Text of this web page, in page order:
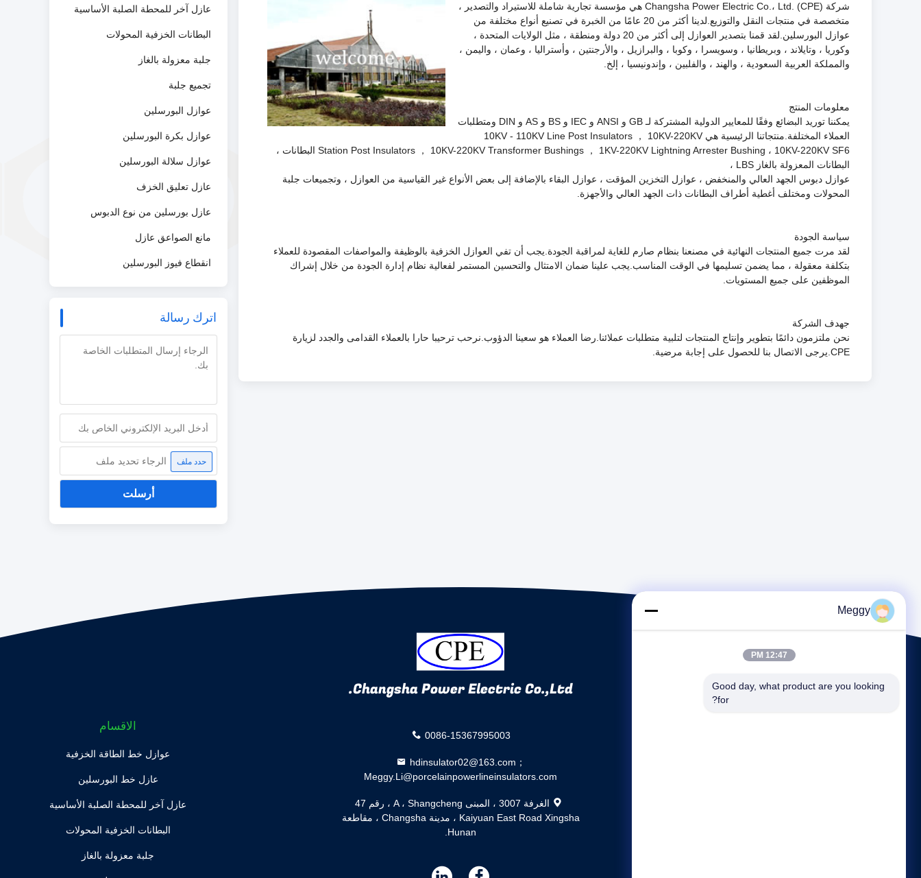
عازل آخر للمحطة الصلبة الأساسية
البطانات الخزفية المحولات
جلبة معزولة بالغاز
تجميع جلبة
عوازل البورسلين
عوازل بكرة البورسلين
عوازل سلالة البورسلين
عازل تعليق الخزف
عازل بورسلين من نوع الدبوس
مانع الصواعق عازل
انقطاع فيوز البورسلين
اترك رسالة
حدد ملف الرجاء تحديد ملف
أرسلت
شركة Changsha Power Electric Co.، Ltd. (CPE) هي مؤسسة تجارية شاملة للاستيراد والتصدير ،
متخصصة في منتجات النقل والتوزيع.لدينا أكثر من 20 عامًا من الخبرة في تصنيع أنواع مختلفة من
عوازل البورسلين.لقد قمنا بتصدير العوازل إلى أكثر من 20 دولة ومنطقة ، مثل الولايات المتحدة ،
وكوريا ، وتايلاند ، وبريطانيا ، وسويسرا ، وكوبا ، والبرازيل ، والأرجنتين ، وأستراليا ، وعمان ، واليمن ،
والمملكة العربية السعودية ، والهند ، والفلبين ، وإندونيسيا ، إلخ.
معلومات المنتج
يمكننا توريد البضائع وفقًا للمعايير الدولية المشتركة لـ GB و ANSI و IEC و BS و AS و DIN ومتطلبات
العملاء المختلفة.منتجاتنا الرئيسية هي 10KV - 110KV Line Post Insulators ， 10KV-220KV
Station Post Insulators ， 10KV-220KV Transformer Bushings ， 1KV-220KV Lightning Arrester Bushing ، 10KV-220KV SF6 البطانات ،
البطانات المعزولة بالغاز LBS ،
عوازل دبوس الجهد العالي والمنخفض ، عوازل التخزين المؤقت ، عوازل البقاء بالإضافة إلى بعض الأنواع غير القياسية من العوازل ، وتجميعات جلبة
المحولات ومختلف أغطية أطراف البطانات ذات الجهد العالي والأجهزة.
سياسة الجودة
لقد مرت جميع المنتجات النهائية في مصنعنا بنظام صارم للغاية لمراقبة الجودة.يجب أن تفي العوازل الخزفية بالوظيفة والمواصفات المقصودة للعملاء
بتكلفة معقولة ، مما يضمن تسليمها في الوقت المناسب.يجب علينا ضمان الامتثال والتحسين المستمر لفعالية نظام إدارة الجودة من خلال إشراك
الموظفين على جميع المستويات.
جهدف الشركة
نحن ملتزمون دائمًا بتطوير وإنتاج المنتجات لتلبية متطلبات عملائنا.رضا العملاء هو سعينا الدؤوب.نرحب ترحيبا حارا بالعملاء القدامى والجدد لزيارة
CPE.يرجى الاتصال بنا للحصول على إجابة مرضية.
Changsha Power Electric Co.,Ltd.
الاقسام
عوازل خط الطاقة الخزفية
عازل خط البورسلين
عازل آخر للمحطة الصلبة الأساسية
البطانات الخزفية المحولات
جلبة معزولة بالغاز
0086-15367995003
hdinsulator02@163.com；
Meggy.Li@porcelainpowerlineinsulators.com
الغرفة 3007 ، المبنى A ، Shangcheng ، رقم 47
Kaiyuan East Road Xingsha ، مدينة Changsha ، مقاطعة
Hunan.
Meggy
12:47 PM
Good day, what product are you looking
for?